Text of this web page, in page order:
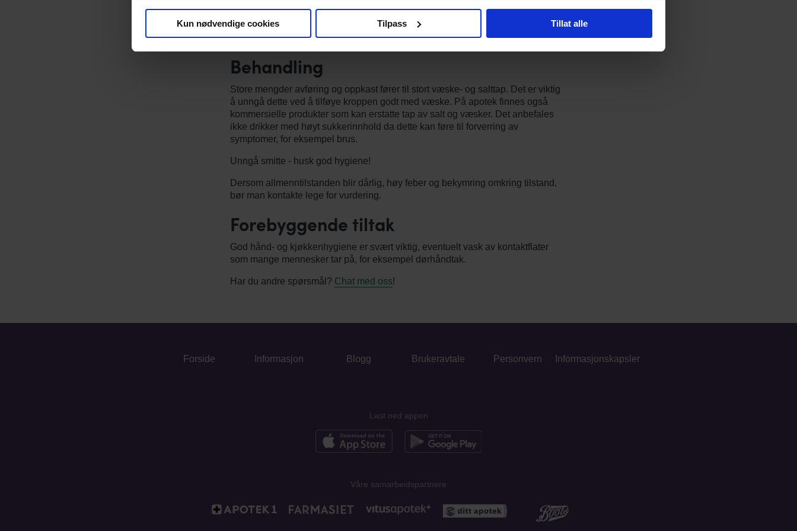
Kun nødvendige cookies Tilpass Tillat alle
Symptomene er ofte karakteristiske, og er flere i familien eller omgangskretsen
syk, er en smittsom tilstand svært sannsynlig. Man kan ta avføringsprøver
dersom man er usikker omkring diagnosen.
Behandling
Store mengder avføring og oppkast fører til stort væske- og salttap. Det er viktig
å unngå dette ved å tilføye kroppen godt med væske. På apotek finnes også
kommersielle produkter som kan erstatte tap av salt og væsker. Det anbefales
ikke drikker med høyt sukkerinnhold da dette kan føre til forverring av
symptomer, for eksempel brus.
Unngå smitte - husk god hygiene!
Dersom allmenntilstanden blir dårlig, høy feber og bekymring omkring tilstand,
bør man kontakte lege for vurdering.
Forebyggende tiltak
God hånd- og kjøkkenhygiene er svært viktig, eventuelt vask av kontaktflater
som mange mennesker tar på, for eksempel dørhåndtak.
Har du andre spørsmål? Chat med oss!
Forside Informasjon Blogg Brukeravtale Personvern Informasjonskapsler
Last ned appen
Våre samarbeidspartnere